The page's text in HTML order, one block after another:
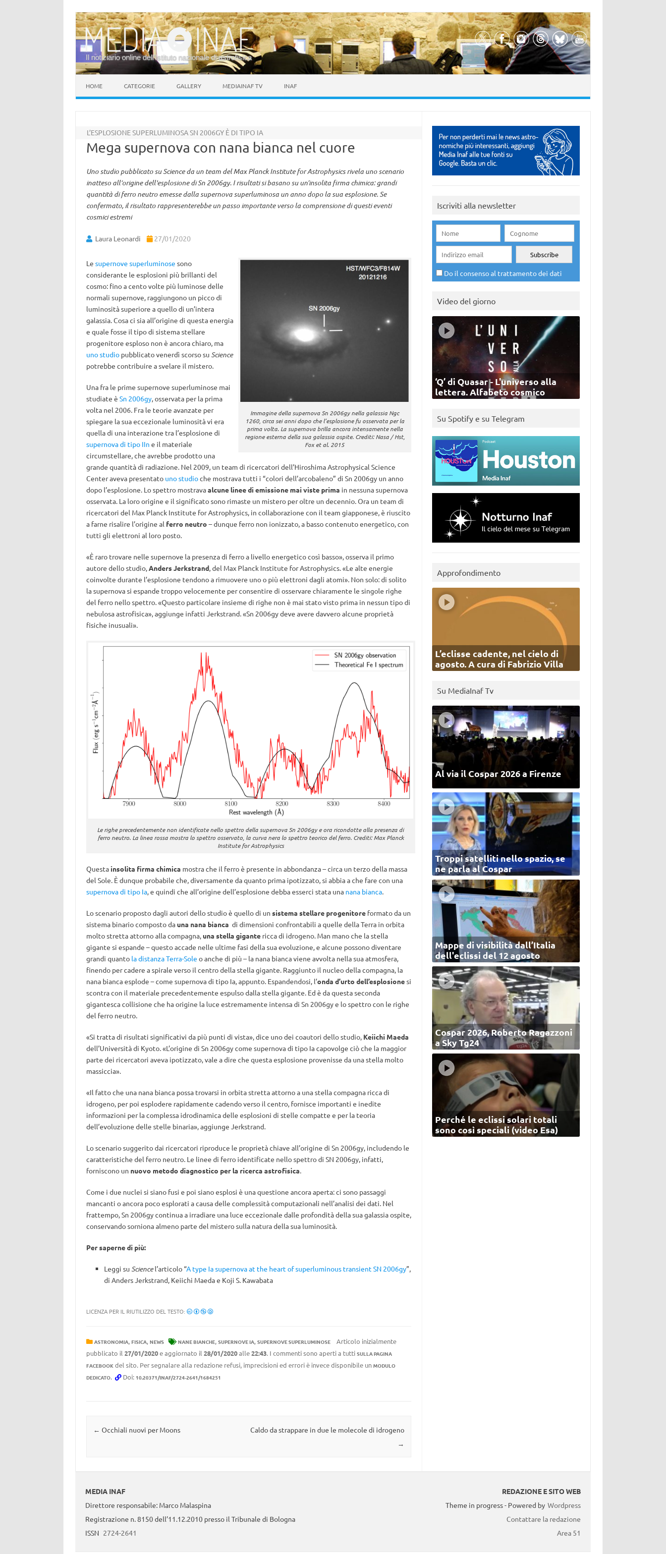
Il notiziario online dell’Istituto nazionale di astrofisica
HOME CATEGORIE GALLERY MEDIAINAF TV INAF
L’ESPLOSIONE SUPERLUMINOSA SN 2006GY È DI TIPO IA
Mega supernova con nana bianca nel cuore
Uno studio pubblicato su Science da un team del Max Planck Institute for Astrophysics rivela uno scenario
inatteso all‘origine dell'esplosione di Sn 2006gy. I risultati si basano su un’insolita firma chimica: grandi
quantità di ferro neutro emesse dalla supernova superluminosa un anno dopo la sua esplosione. Se
confermato, il risultato rappresenterebbe un passo importante verso la comprensione di questi eventi
cosmici estremi
Laura Leonardi 27/01/2020
Immagine della supernova Sn 2006gy nella galassia Ngc
1260, circa sei anni dopo che l’esplosione fu osservata per la
prima volta. La supernova brilla ancora intensamente nella
regione esterna della sua galassia ospite. Crediti: Nasa / Hst,
Fox et al. 2015
Le supernove superluminose sono
considerante le esplosioni più brillanti del
cosmo: fino a cento volte più luminose delle
normali supernove, raggiungono un picco di
luminosità superiore a quello di un’intera
galassia. Cosa ci sia all’origine di questa energia
e quale fosse il tipo di sistema stellare
progenitore esploso non è ancora chiaro, ma
uno studiopubblicato venerdì scorso su Science
potrebbe contribuire a svelare il mistero.
Una fra le prime supernove superluminose mai
studiate è Sn 2006gy, osservata per la prima
volta nel 2006. Fra le teorie avanzate per
spiegare la sua eccezionale luminosità vi era
quella di una interazione tra l’esplosione di
supernova di tipo IIn e il materiale
circumstellare, che avrebbe prodotto una
grande quantità di radiazione. Nel 2009, un team di ricercatori dell’Hiroshima Astrophysical Science
Center aveva presentato uno studioche mostrava tutti i “colori dell’arcobaleno” di Sn 2006gy un anno
dopo l’esplosione. Lo spettro mostravaalcune linee di emissione mai viste prima in nessuna supernova
osservata. La loro origine e il significato sono rimaste un mistero per oltre un decennio. Ora un team di
ricercatori del Max Planck Institute for Astrophysics, in collaborazione con il team giapponese, è riuscito
a farne risalire l’origine al ferro neutro – dunque ferro non ionizzato, a basso contenuto energetico, con
tutti gli elettroni al loro posto.
«È raro trovare nelle supernove la presenza di ferro a livello energetico così basso», osserva il primo
autore dello studio,Anders Jerkstrand, del Max Planck Institute for Astrophysics. «Le alte energie
coinvolte durante l’esplosione tendono a rimuovere uno o più elettroni dagli atomi». Non solo: di solito
la supernova si espande troppo velocemente per consentire di osservare chiaramente le singole righe
del ferro nello spettro. «Questo particolare insieme di righe non è mai stato visto prima in nessun tipo di
nebulosa astrofisica», aggiunge infatti Jerkstrand. «Sn 2006gy deve avere davvero alcune proprietà
fisiche inusuali».
Le righe precedentemente non identificate nello spettro della supernova Sn 2006gy e ora ricondotte alla presenza di
ferro neutro. La linea rossa mostra lo spettro osservato, la curva nera lo spettro teorico del ferro. Crediti: Max Planck
Institute for Astrophysics
Questa insolita firma chimica mostra che il ferro è presente in abbondanza – circa un terzo della massa
del Sole. È dunque probabile che, diversamente da quanto prima ipotizzato, si abbia a che fare con una
supernova di tipo Ia, e quindi che all’origine dell’esplosione debba esserci stata una nana bianca.
Lo scenario proposto dagli autori dello studio è quello di un sistema stellare progenitoreformato da un
sistema binario composto da una nana bianca di dimensioni confrontabili a quelle della Terra in orbita
molto stretta attorno alla compagna, una stella gigantericca di idrogeno. Man mano che la stella
gigante si espande – questo accade nelle ultime fasi della sua evoluzione, e alcune possono diventare
grandi quanto la distanza Terra-Sole o anche di più – la nana bianca viene avvolta nella sua atmosfera,
finendo per cadere a spirale verso il centro della stella gigante. Raggiunto il nucleo della compagna, la
nana bianca esplode – come supernova di tipo Ia, appunto. Espandendosi, l’onda d’urto dell’esplosionesi
scontra con il materiale precedentemente espulso dalla stella gigante. Ed è da questa seconda
gigantesca collisione che ha origine la luce estremamente intensa di Sn 2006gy e lo spettro con le righe
del ferro neutro.
«Si tratta di risultati significativi da più punti di vista», dice uno dei coautori dello studio, Keiichi Maeda
dell’Università di Kyoto. «L’origine di Sn 2006gy come supernova di tipo Ia capovolge ciò che la maggior
parte dei ricercatori aveva ipotizzato, vale a dire che questa esplosione provenisse da una stella molto
massiccia».
«Il fatto che una nana bianca possa trovarsi in orbita stretta attorno a una stella compagna ricca di
idrogeno, per poi esplodere rapidamente cadendo verso il centro, fornisce importanti e inedite
informazioni per la complessa idrodinamica delle esplosioni di stelle compatte e per la teoria
dell’evoluzione delle stelle binaria», aggiunge Jerkstrand.
Lo scenario suggerito dai ricercatori riproduce le proprietà chiave all’origine di Sn 2006gy, includendo le
caratteristiche del ferro neutro. Le linee di ferro identificate nello spettro di SN 2006gy, infatti,
forniscono un nuovo metodo diagnostico per la ricerca astrofisica.
Come i due nuclei si siano fusi e poi siano esplosi è una questione ancora aperta: ci sono passaggi
mancanti o ancora poco esplorati a causa delle complessità computazionali nell’analisi dei dati. Nel
frattempo, Sn 2006gy continua a irradiare una luce eccezionale dalle profondità della sua galassia ospite,
conservando sorniona almeno parte del mistero sulla natura della sua luminosità.
Per saperne di più:
Leggi su Sciencel’articolo “A type Ia supernova at the heart of superluminous transient SN 2006gy”,
di Anders Jerkstrand, Keiichi Maeda e Koji S. Kawabata
LICENZA PER IL RIUTILIZZO DEL TESTO:
ASTRONOMIA, FISICA, NEWS NANE BIANCHE, SUPERNOVE IA, SUPERNOVE SUPERLUMINOSE
Articolo inizialmente
pubblicato il 27/01/2020e aggiornato il 28/01/2020alle22:43. I commenti sono aperti a tutti SULLA PAGINA
FACEBOOKdel sito. Per segnalare alla redazione refusi, imprecisioni ed errori è invece disponibile un MODULO
DEDICATO. Doi: 10.20371/INAF/2724-2641/1684251
Navigazione articolo
← Occhiali nuovi per Moons
Caldo da strappare in due le molecole di idrogeno
→
Iscriviti alla newsletter
Do il consenso al trattamento dei dati
Video del giorno
‘Q’ di Quasar - L'universo alla
lettera. Alfabeto cosmico
Su Spotify e su Telegram
Approfondimento
L’eclisse cadente, nel cielo di
agosto. A cura di Fabrizio Villa
Su MediaInaf Tv
Al via il Cospar 2026 a Firenze
Troppi satelliti nello spazio, se
ne parla al Cospar
Mappe di visibilità dall’Italia
dell'eclissi del 12 agosto
Cospar 2026, Roberto Ragazzoni
a Sky Tg24
Perché le eclissi solari totali
sono così speciali (video Esa)
MEDIA INAF
Direttore responsabile: Marco Malaspina
Registrazione n. 8150 dell’11.12.2010 presso il Tribunale di Bologna
ISSN 2724-2641
REDAZIONE E SITO WEB
Theme in progress - Powered by Wordpress
Contattare la redazione
Area 51